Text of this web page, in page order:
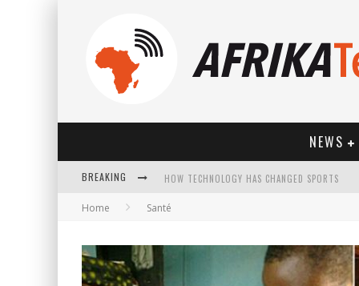
NEWS
BREAKING HOW TECHNOLOGY HAS CHANGED SPORTS
Home Santé